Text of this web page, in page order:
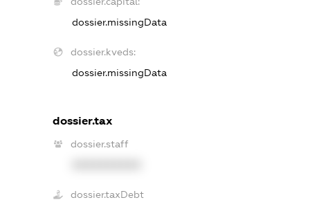
dossier.missingData
dossier.kveds:
dossier.missingData
dossier.tax
dossier.staff
dossier.taxDebt